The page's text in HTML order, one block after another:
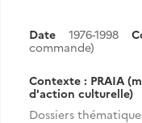
Date 1976-1998
commande)
Contexte : PRAIA
d'action culturelle)
Dossiers